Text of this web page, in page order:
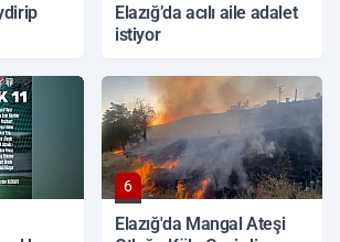
Elazığ’da acılı aile adalet
istiyor
6
Elazığ'da Mangal Ateşi